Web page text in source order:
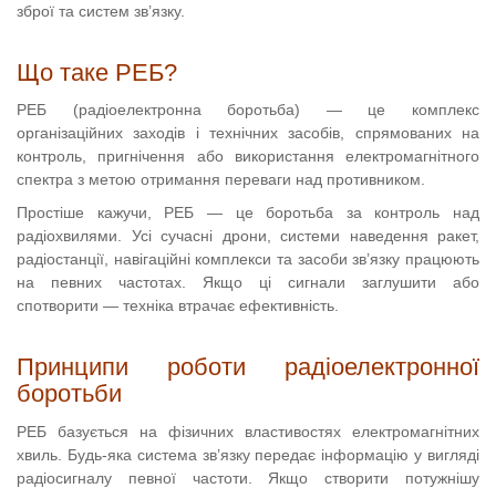
зброї та систем зв’язку.
Що таке РЕБ?
РЕБ (радіоелектронна боротьба) — це комплекс
організаційних заходів і технічних засобів, спрямованих на
контроль, пригнічення або використання електромагнітного
спектра з метою отримання переваги над противником.
Простіше кажучи, РЕБ — це боротьба за контроль над
радіохвилями. Усі сучасні дрони, системи наведення ракет,
радіостанції, навігаційні комплекси та засоби зв’язку працюють
на певних частотах. Якщо ці сигнали заглушити або
спотворити — техніка втрачає ефективність.
Принципи роботи радіоелектронної
боротьби
РЕБ базується на фізичних властивостях електромагнітних
хвиль. Будь-яка система зв’язку передає інформацію у вигляді
радіосигналу певної частоти. Якщо створити потужнішу